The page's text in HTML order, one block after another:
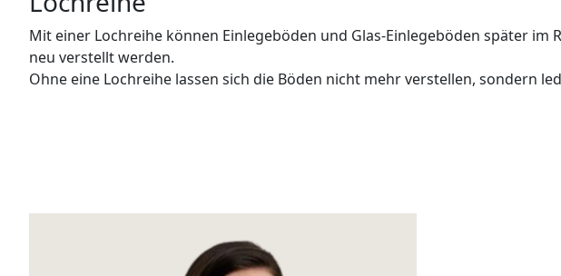
Mit einer Lochreihe können Einlegeböden und Glas-Einlegeböden später im
neu verstellt werden.
Ohne eine Lochreihe lassen sich die Böden nicht mehr verstellen, sondern